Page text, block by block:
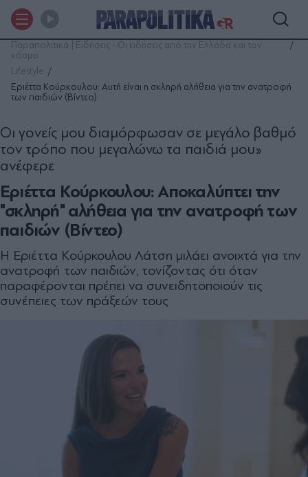
Παραπολιτικά | Ειδήσεις - Οι ειδήσεις από την Ελλάδα και τον
κόσμο
Lifestyle
Εριέττα Κούρκουλου: Αυτή είναι η σκληρή αλήθεια για την ανατροφή
των παιδιών (Βίντεο)
Εριέττα Κούρκουλου: Αποκαλύπτει την
"σκληρή" αλήθεια για την ανατροφή των
παιδιών (Βίντεο)
Οι γονείς μου διαμόρφωσαν σε μεγάλο βαθμό
τον τρόπο που μεγαλώνω τα παιδιά μου»
ανέφερε
Η Εριέττα Κούρκουλου Λάτση μιλάει ανοιχτά για την
ανατροφή των παιδιών, τονίζοντας ότι όταν
παραφέρονται πρέπει να συνειδητοποιούν τις
συνέπειες των πράξεών τους